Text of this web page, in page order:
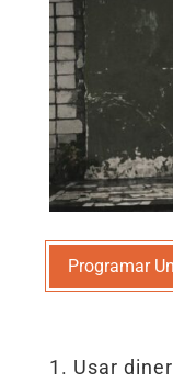
Programar
Usar